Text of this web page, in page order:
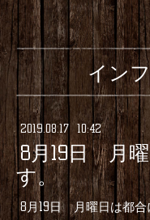
イン
2019 08.17 10:42
8月19日 月
す。
8月19日 月曜日は都合